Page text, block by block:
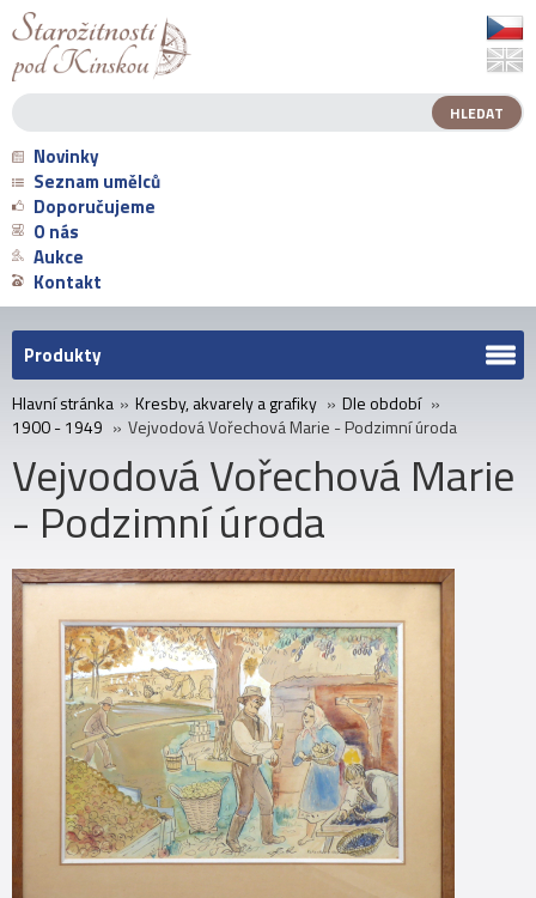
Novinky
Seznam umělců
Doporučujeme
O nás
Aukce
Kontakt
Produkty
Hlavní stránka » Kresby, akvarely a grafiky » Dle období »
1900 - 1949 » Vejvodová Vořechová Marie - Podzimní úroda
Vejvodová Vořechová Marie
- Podzimní úroda